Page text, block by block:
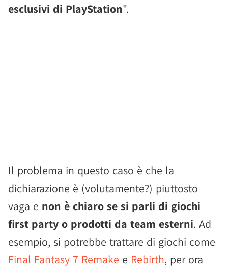
esclusivi di PlayStation".
Il problema in questo caso è che la
dichiarazione è (volutamente?) piuttosto
vaga e non è chiaro se si parli di giochi
first party o prodotti da team esterni. Ad
esempio, si potrebbe trattare di giochi come
Final Fantasy 7 Remake e Rebirth, per ora